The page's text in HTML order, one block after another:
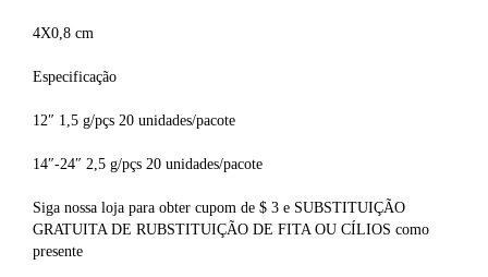
4X0,8 cm
Especificação
12″ 1,5 g/pçs 20 unidades/pacote
14″-24″ 2,5 g/pçs 20 unidades/pacote
Siga nossa loja para obter cupom de $ 3 e SUBSTITUIÇÃO
GRATUITA DE RUBSTITUIÇÃO DE FITA OU CÍLIOS como
presente